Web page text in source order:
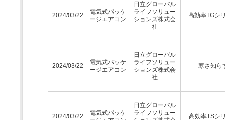
2024/03/22
電気式パッケ
ージエアコン
日立グローバル
ライフソリュー
ションズ株式会
社
高効率TGシ
2024/03/22
電気式パッケ
ージエアコン
日立グローバル
ライフソリュー
ションズ株式会
社
寒さ知ら
2024/03/22
電気式パッケ
日立グローバル
ライフソリュー
高効率TSシ